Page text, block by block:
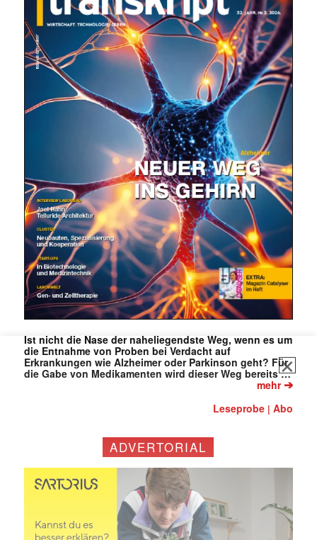
✕
Ist nicht die Nase der naheliegendste Weg, wenn es um
die Entnahme von Proben bei Verdacht auf
Erkrankungen wie Alzheimer oder Parkinson geht? Für
die Gabe von Medikamenten wird dieser Weg bereits …
mehr➔
Leseprobe |Abo
ADVERTORIAL